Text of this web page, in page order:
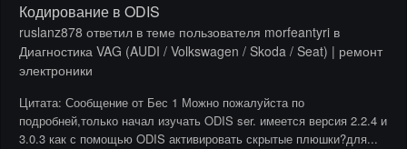
Кодирование в ODIS
ruslanz878 ответил в теме пользователя morfeantyri в
Диагностика VAG (AUDI / Volkswagen / Skoda / Seat) | ремонт
электроники
Цитата: Сообщение от Бес 1 Можно пожалуйста по
подробней,только начал изучать ODIS ser. имеется версия 2.2.4 и
3.0.3 как с помощью ODIS активировать скрытые плюшки?для...